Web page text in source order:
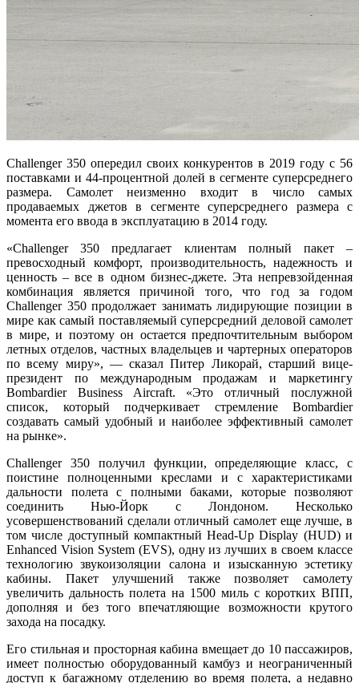
Challenger 350 опередил своих конкурентов в 2019 году с 56
поставками и 44-процентной долей в сегменте суперсреднего
размера. Самолет неизменно входит в число самых
продаваемых джетов в сегменте суперсреднего размера с
момента его ввода в эксплуатацию в 2014 году.
«Challenger 350 предлагает клиентам полный пакет –
превосходный комфорт, производительность, надежность и
ценность – все в одном бизнес-джете. Эта непревзойденная
комбинация является причиной того, что год за годом
Challenger 350 продолжает занимать лидирующие позиции в
мире как самый поставляемый суперсредний деловой самолет
в мире, и поэтому он остается предпочтительным выбором
летных отделов, частных владельцев и чартерных операторов
по всему миру», — сказал Питер Ликорай, старший вице-
президент по международным продажам и маркетингу
Bombardier Business Aircraft. «Это отличный послужной
список, который подчеркивает стремление Bombardier
создавать самый удобный и наиболее эффективный самолет
на рынке».
Challenger 350 получил функции, определяющие класс, с
поистине полноценными креслами и с характеристиками
дальности полета с полными баками, которые позволяют
соединить Нью-Йорк с Лондоном. Несколько
усовершенствований сделали отличный самолет еще лучше, в
том числе доступный компактный Head-Up Display (HUD) и
Enhanced Vision System (EVS), одну из лучших в своем классе
технологию звукоизоляции салона и изысканную эстетику
кабины. Пакет улучшений также позволяет самолету
увеличить дальность полета на 1500 миль с коротких ВПП,
дополняя и без того впечатляющие возможности крутого
захода на посадку.
Его стильная и просторная кабина вмещает до 10 пассажиров,
имеет полностью оборудованный камбуз и неограниченный
доступ к багажному отделению во время полета, а недавно